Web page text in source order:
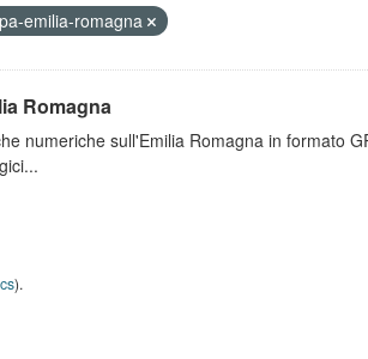
emilia-romagna
Romagna
numeriche sull'Emilia Romagna in formato
).